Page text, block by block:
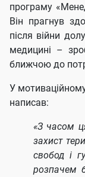
програму
Він прагнув
після війни
медицині –
ближчою до
У
написав:
«З часом
захист
свобод і
розпачем